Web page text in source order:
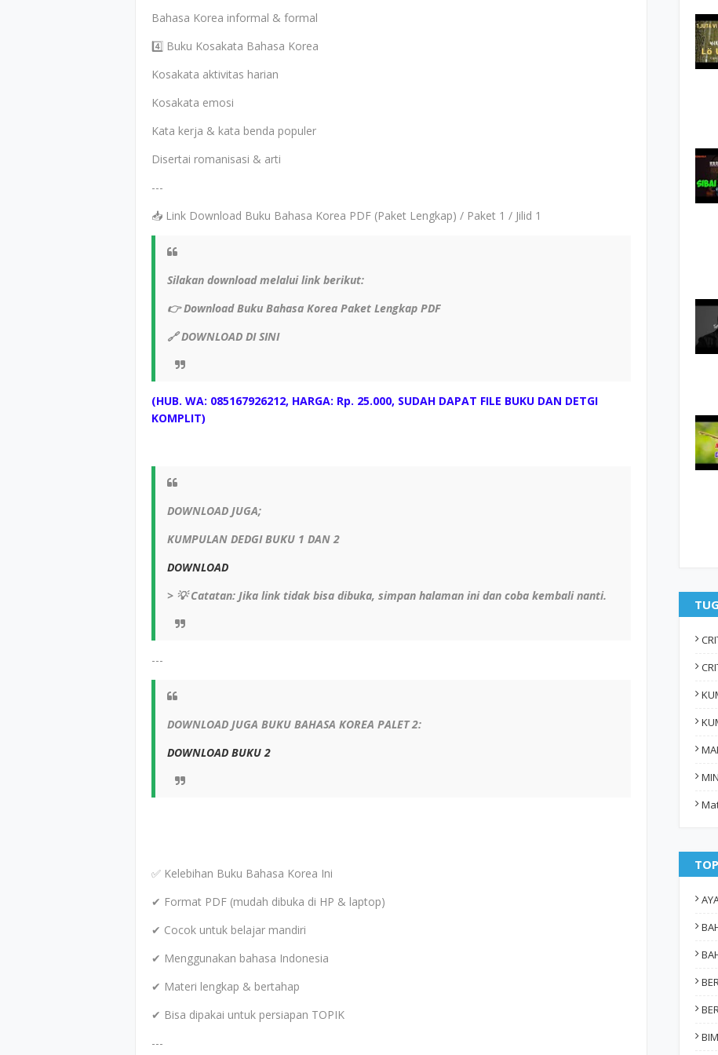
Bahasa Korea informal & formal
4️⃣ Buku Kosakata Bahasa Korea
Kosakata aktivitas harian
Kosakata emosi
Kata kerja & kata benda populer
Disertai romanisasi & arti
---
📥 Link Download Buku Bahasa Korea PDF (Paket Lengkap) / Paket 1 / Jilid 1
Silakan download melalui link berikut:
👉 Download Buku Bahasa Korea Paket Lengkap PDF
🔗 DOWNLOAD DI SINI
(HUB. WA: 085167926212, HARGA: Rp. 25.000, SUDAH DAPAT FILE BUKU DAN DETGI
KOMPLIT)
DOWNLOAD JUGA;
KUMPULAN DEDGI BUKU 1 DAN 2
DOWNLOAD
> 💡 Catatan: Jika link tidak bisa dibuka, simpan halaman ini dan coba kembali nanti.
---
DOWNLOAD JUGA BUKU BAHASA KOREA PALET 2:
DOWNLOAD BUKU 2
✅ Kelebihan Buku Bahasa Korea Ini
✔ Format PDF (mudah dibuka di HP & laptop)
✔ Cocok untuk belajar mandiri
✔ Menggunakan bahasa Indonesia
✔ Materi lengkap & bertahap
✔ Bisa dipakai untuk persiapan TOPIK
---